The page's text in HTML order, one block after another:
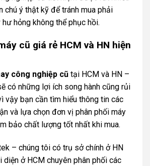
chú ý thật kỹ để tránh mua phải
hỏng không thể phục hồi.
cũ giá rẻ HCM và HN hiện
công nghiệp cũ tại HCM và HN –
có những lợi ích song hành cũng rủi
vậy bạn cần tìm hiểu thông tin các
và lựa chọn đơn vị phân phối máy
bảo chất lượng tốt nhất khi mua.
– chúng tôi có trụ sở chính ở HN
diện ở HCM chuyên phân phối các